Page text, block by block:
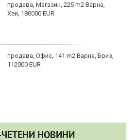
продава, Магазин, 225 m2 Варна,
Хеи, 180000 EUR
продава, Офис, 141 m2 Варна, Бриз,
112000 EUR
НОВИНИ